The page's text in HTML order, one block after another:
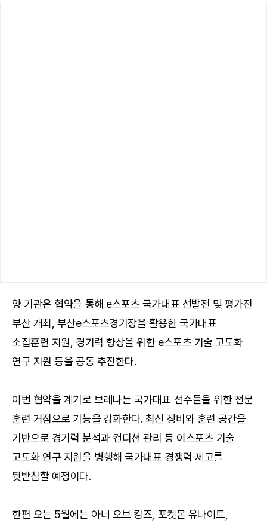
양 기관은 협약을 통해 e스포츠 국가대표 선발전 및 평가전
부산 개최, 부산e스포츠경기장을 활용한 국가대표
소집훈련 지원, 경기력 향상을 위한 e스포츠 기술 고도화
연구 지원 등을 공동 추진한다.
이번 협약을 계기로 브레나는 국가대표 선수들을 위한 전문
훈련 거점으로 기능을 강화한다. 최신 장비와 훈련 공간을
기반으로 경기력 분석과 컨디션 관리 등 이스포츠 기술
고도화 연구 지원을 병행해 국가대표 경쟁력 제고를
뒷받침할 예정이다.
한편 오는 5월에는 아너 오브 킹즈, 포켓몬 유나이트,